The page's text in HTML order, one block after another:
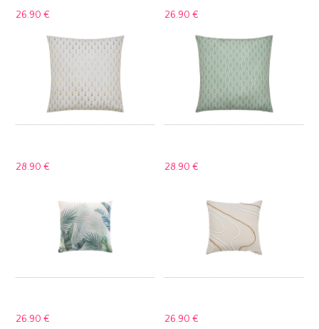
26.90 € 26.90 €
28.90 € 28.90 €
26.90 € 26.90 €